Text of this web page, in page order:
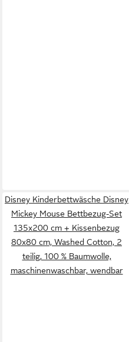
Disney Kinderbettwäsche Disney
Mickey Mouse Bettbezug-Set
135x200 cm + Kissenbezug
80x80 cm, Washed Cotton, 2
teilig, 100 % Baumwolle,
maschinenwaschbar, wendbar